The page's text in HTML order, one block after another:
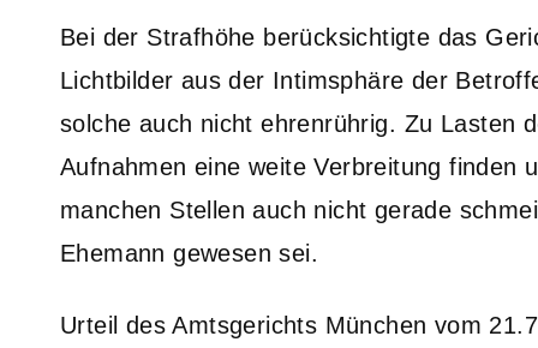
Bei der Strafhöhe berücksichtigte das
Lichtbilder aus der Intimsphäre der
solche auch nicht ehrenrührig. Zu
Aufnahmen eine weite Verbreitung finden
manchen Stellen auch nicht gerade
Ehemann gewesen sei.
Urteil des Amtsgerichts München vom